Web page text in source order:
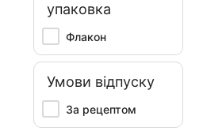
упаковка
Флакон
Умови відпуску
За рецептом